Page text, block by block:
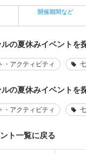
開催期間など
の夏休みイベントを
・アクティビティ
の夏休みイベントを
・アクティビティ
ト一覧に戻る